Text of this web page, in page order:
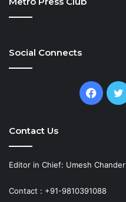
Social Connects
Contact Us
Editor in Chief: Umesh
Contact : +91-9810391088